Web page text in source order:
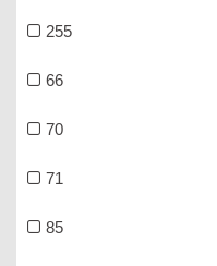
255
66
70
71
85